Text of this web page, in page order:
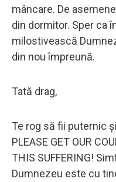
mâncare. De
din dormitor. Sper ca
milostivească
din nou împreună.
Tată drag,
Te rog să fii puternic
PLEASE GET OUR
THIS SUFFERING!
Dumnezeu este cu